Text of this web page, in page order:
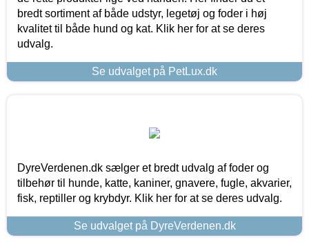
bredt sortiment af både udstyr, legetøj og foder i høj
kvalitet til både hund og kat. Klik her for at se deres
udvalg.
Se udvalget på PetLux.dk
DyreVerdenen.dk sælger et bredt udvalg af foder og
tilbehør til hunde, katte, kaniner, gnavere, fugle, akvarier,
fisk, reptiller og krybdyr. Klik her for at se deres udvalg.
Se udvalget på DyreVerdenen.dk